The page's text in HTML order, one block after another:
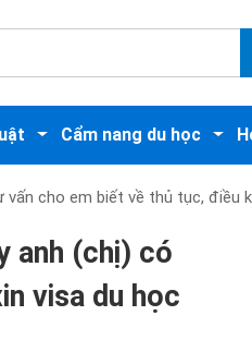
Cẩm nang du học
cho em biết về thủ tục, điều
anh (chị) có
visa du học